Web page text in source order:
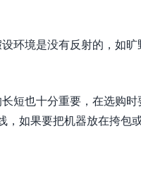
环境是没有反射的，如
短也十分重要，在选购
如果要把机器放在挎包